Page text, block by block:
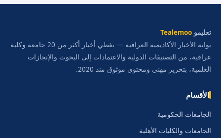
تعليمو Tealemoo
بوابة الأخبار الأكاديمية العراقية — نغطي أخبار أكثر من 20 جامعة وكلية
عراقية، من التصنيفات الدولية والاعتمادات إلى البحوث والإنجازات
العلمية، بتحرير مهني ومحتوى موثوق منذ 2020.
الأقسام
الجامعات الحكومية
الجامعات والكليات الأهلية